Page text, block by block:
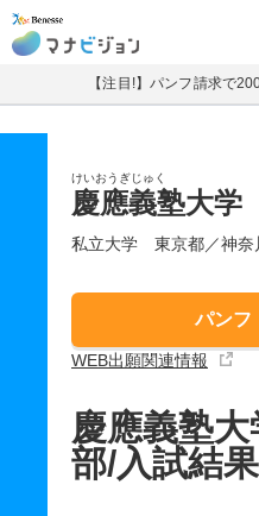
マナビジョン
【注目!】パンフ請求で
けいおうぎじゅく
慶應義塾大学
私立大学 東京都／神奈
パンフ
WEB出願関連情報
慶應義塾
部/入試結果